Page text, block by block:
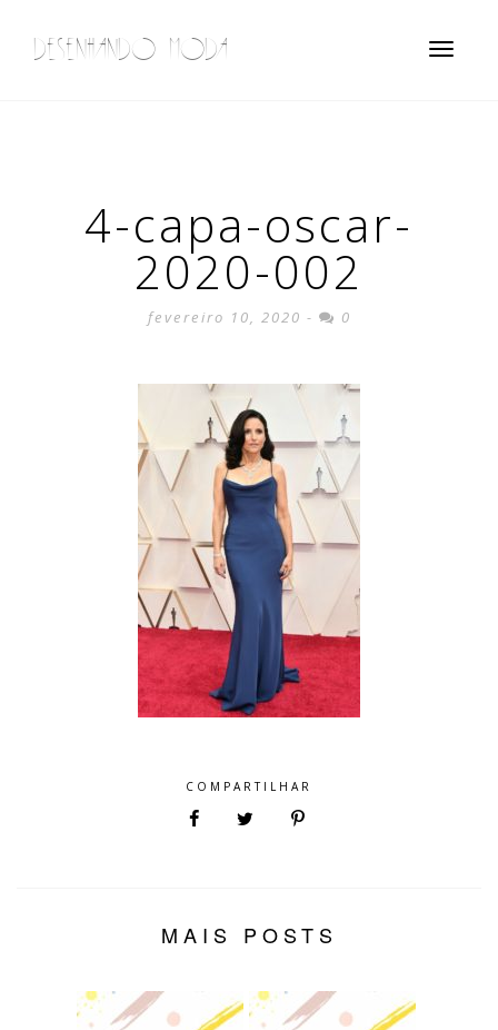
Toggle
DESENHANDO MODA
4-capa-oscar-
2020-002
fevereiro 10, 2020 - 0
COMPARTILHAR
MAIS POSTS